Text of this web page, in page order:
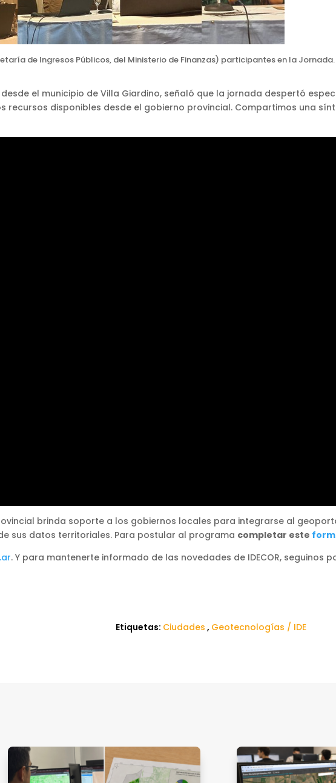
de Ingresos Públicos, del Ministerio de Finanzas) participantes en la Jornada.
el municipio de Villa Giardino, señaló que la jornada despertó
disponibles desde el gobierno provincial. Compartimos una
brinda soporte a los gobiernos locales para integrarse al
sus datos territoriales. Para postular al programa completar este
. Y para mantenerte informado de las novedades de IDECOR, seguinos
Etiquetas: Ciudades , Geotecnologías / IDE